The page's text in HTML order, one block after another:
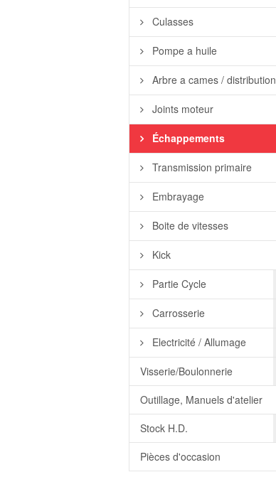
Culasses
Pompe a huile
Arbre a cames / distribution
Joints moteur
Échappements
Transmission primaire
Embrayage
Boite de vitesses
Kick
Partie Cycle
Carrosserie
Electricité / Allumage
Visserie/Boulonnerie
Outillage, Manuels d'atelier
Stock H.D.
Pièces d'occasion